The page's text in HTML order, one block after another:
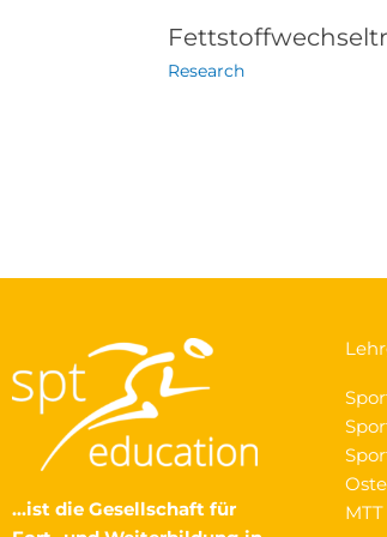
Research
…ist die Gesellschaft für